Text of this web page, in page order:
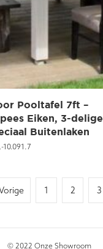
Pooltafel 7ft –
Eiken, 3-delige
Buitenlaken
10.091.7
1 2 3
© 2022 Onze Showroom